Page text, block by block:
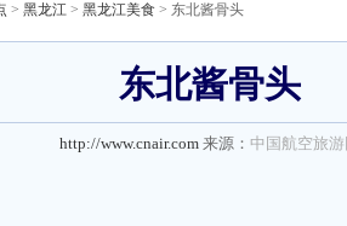
> 黑龙江 > 黑龙江美食 > 东北酱骨头
东北酱骨头
http://www.cnair.com 来源： 中国航空旅